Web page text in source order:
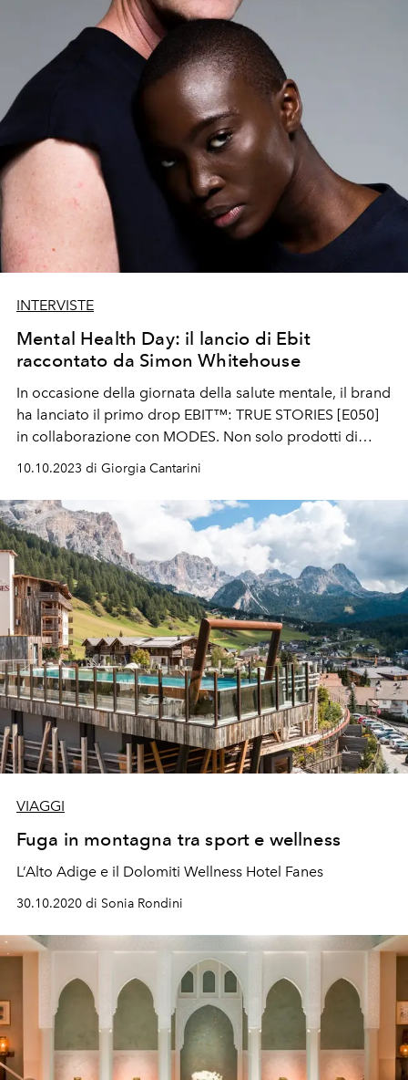
INTERVISTE
Mental Health Day: il lancio di Ebit
raccontato da Simon Whitehouse
In occasione della giornata della salute mentale, il brand
ha lanciato il primo drop EBIT™: TRUE STORIES [E050]
in collaborazione con MODES. Non solo prodotti di
abbigliamento ma anche storie vere da conoscere.
10.10.2023 di Giorgia Cantarini
VIAGGI
Fuga in montagna tra sport e wellness
L’Alto Adige e il Dolomiti Wellness Hotel Fanes
30.10.2020 di Sonia Rondini